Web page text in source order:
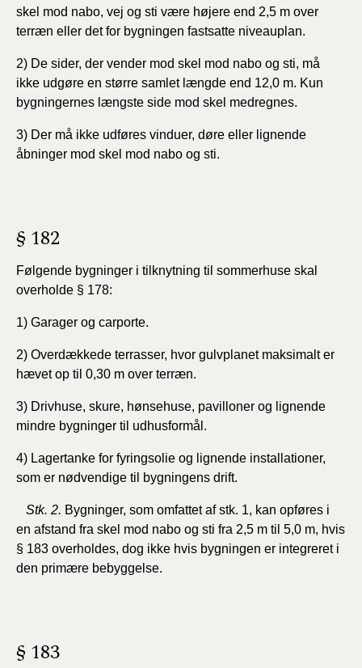
skel mod nabo, vej og sti være højere end 2,5 m over
terræn eller det for bygningen fastsatte niveauplan.
2) De sider, der vender mod skel mod nabo og sti, må
ikke udgøre en større samlet længde end 12,0 m. Kun
bygningernes længste side mod skel medregnes.
3) Der må ikke udføres vinduer, døre eller lignende
åbninger mod skel mod nabo og sti.
§ 182
Følgende bygninger i tilknytning til sommerhuse skal
overholde § 178:
1) Garager og carporte.
2) Overdækkede terrasser, hvor gulvplanet maksimalt er
hævet op til 0,30 m over terræn.
3) Drivhuse, skure, hønsehuse, pavilloner og lignende
mindre bygninger til udhusformål.
4) Lagertanke for fyringsolie og lignende installationer,
som er nødvendige til bygningens drift.
Stk. 2. Bygninger, som omfattet af stk. 1, kan opføres i
en afstand fra skel mod nabo og sti fra 2,5 m til 5,0 m, hvis
§ 183 overholdes, dog ikke hvis bygningen er integreret i
den primære bebyggelse.
§ 183